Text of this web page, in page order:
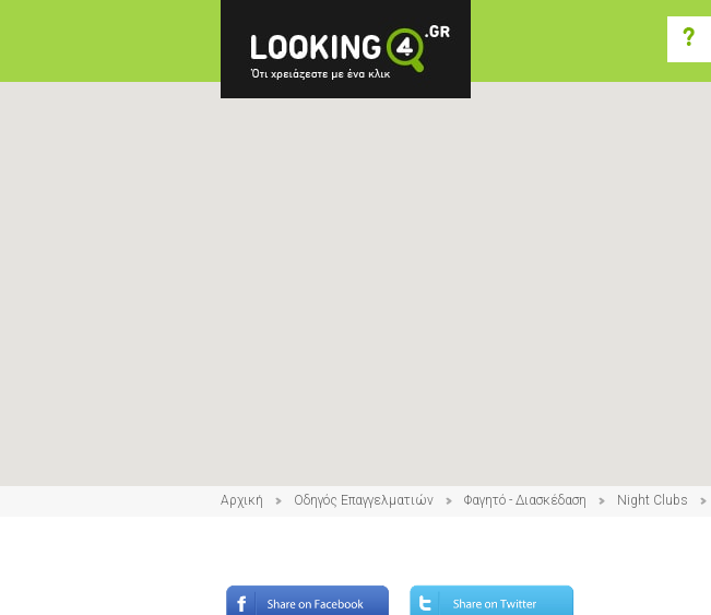
Αρχική Οδηγός Επαγγελματιών Φαγητό - Διασκέδαση Night Clubs